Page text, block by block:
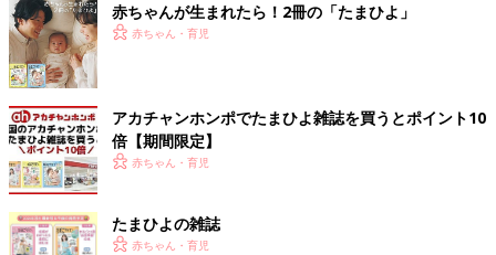
「初めて会ったとき、なおさん（直巨さんのこと）が1人ずつ家
族を紹介してくれたことを、今でも覚えています。なおさんの家
に泊まりにも行っていたので、だんだん緊張しなくなった感じで
す」（小春さん）
小春さんは、普段から里親の直巨さんを「なおさん」と呼んでい
ます。
「なおさんは“みんなが、お母さんと呼んでいるからといって、
赤ちゃんが生まれたら！2冊の「たまひよ」
赤ちゃん・育児
アカチャンホンポでたまひよ雑誌を買うとポイント10
倍【期間限定】
赤ちゃん・育児
たまひよの雑誌
赤ちゃん・育児